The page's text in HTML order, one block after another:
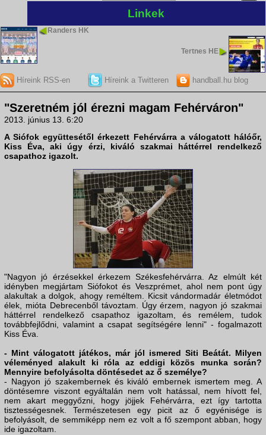
Linkek
Randers HK
Tertnes HE
Híreink RSS-en Híreink a Twitteren handball.hu blog
"Szeretném jól érezni magam Fehérváron"
2013. június 13. 6:20
A Siófok együttesétől érkezett Fehérvárra a válogatott hálóőr,
Kiss Éva, aki úgy érzi, kiváló szakmai háttérrel rendelkező
csapathoz igazolt.
"Nagyon jó érzésekkel érkezem Székesfehérvárra. Az elmúlt két
idényben megjártam Siófokot és Veszprémet, ahol nem pont úgy
alakultak a dolgok, ahogy reméltem. Kicsit vándormadár életmódot
élek, mióta Debrecenből távoztam. Úgy érzem, nagyon jó szakmai
háttérrel rendelkező csapathoz igazoltam, és remélem, tudok
továbbfejlődni, valamint a csapat segítségére lenni" - fogalmazott
Kiss Éva.
- Mint válogatott játékos, már jól ismered Siti Beátát. Milyen
véleményed alakult ki róla az eddigi közös munka során?
Mennyire befolyásolta döntésedet az ő személye?
- Nagyon jó szakembernek és kiváló embernek ismertem meg. A
döntésemre viszont egyáltalán nem volt hatással, nem hívott fel,
nem akart meggyőzni, hogy jöjjek Fehérvárra, ezt így tartotta
tisztességesnek. Természetesen egy picit az ő egyénisége is
befolyásolt, de semmiképp nem ez volt a fő szempont abban, hogy
ide igazoltam.